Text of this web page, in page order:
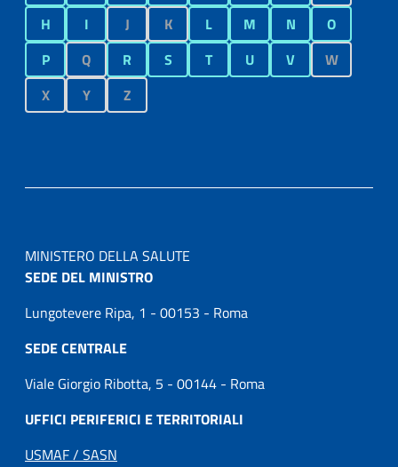
H
I J K L M N
O
P
Q R S T U V
W
X
Y Z
MINISTERO DELLA SALUTE
SEDE DEL MINISTRO
Lungotevere Ripa, 1 - 00153 - Roma
SEDE CENTRALE
Viale Giorgio Ribotta, 5 - 00144 - Roma
UFFICI PERIFERICI E TERRITORIALI
USMAF / SASN